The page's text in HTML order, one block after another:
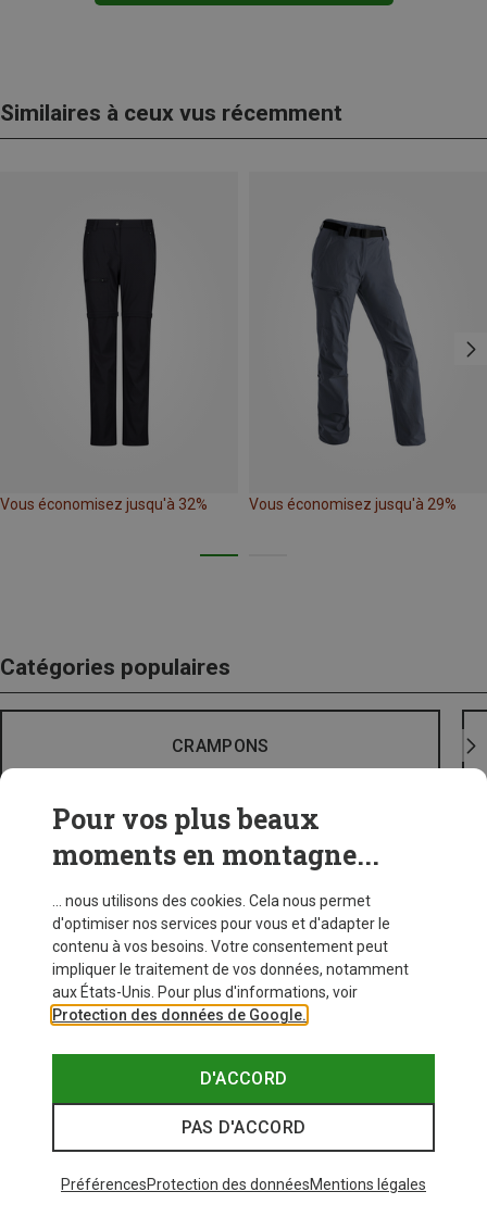
Similaires à ceux vus récemment
Vous économisez jusqu'à 32% Vous économisez jusqu'à 29%
Catégories populaires
CRAMPONS
Pour vos plus beaux
moments en montagne...
... nous utilisons des cookies. Cela nous permet
d'optimiser nos services pour vous et d'adapter le
contenu à vos besoins. Votre consentement peut
impliquer le traitement de vos données, notamment
aux États-Unis. Pour plus d'informations, voir
Protection des données de Google.
D'ACCORD
PAS D'ACCORD
PréférencesProtection des donnéesMentions légales